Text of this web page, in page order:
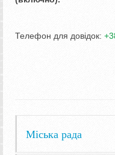
Телефон для довідок:
Міська рада